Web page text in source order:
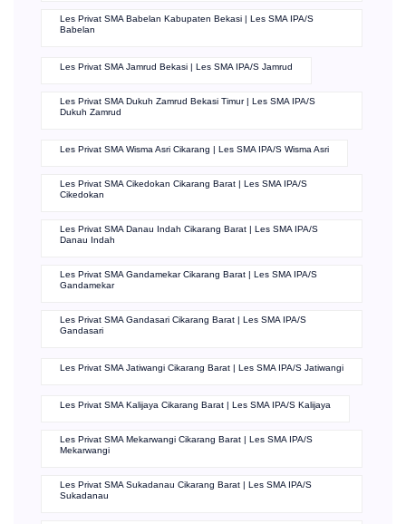
Les Privat SMA Babelan Kabupaten Bekasi | Les SMA IPA/S
Babelan
Les Privat SMA Jamrud Bekasi | Les SMA IPA/S Jamrud
Les Privat SMA Dukuh Zamrud Bekasi Timur | Les SMA IPA/S
Dukuh Zamrud
Les Privat SMA Wisma Asri Cikarang | Les SMA IPA/S Wisma Asri
Les Privat SMA Cikedokan Cikarang Barat | Les SMA IPA/S
Cikedokan
Les Privat SMA Danau Indah Cikarang Barat | Les SMA IPA/S
Danau Indah
Les Privat SMA Gandamekar Cikarang Barat | Les SMA IPA/S
Gandamekar
Les Privat SMA Gandasari Cikarang Barat | Les SMA IPA/S
Gandasari
Les Privat SMA Jatiwangi Cikarang Barat | Les SMA IPA/S Jatiwangi
Les Privat SMA Kalijaya Cikarang Barat | Les SMA IPA/S Kalijaya
Les Privat SMA Mekarwangi Cikarang Barat | Les SMA IPA/S
Mekarwangi
Les Privat SMA Sukadanau Cikarang Barat | Les SMA IPA/S
Sukadanau